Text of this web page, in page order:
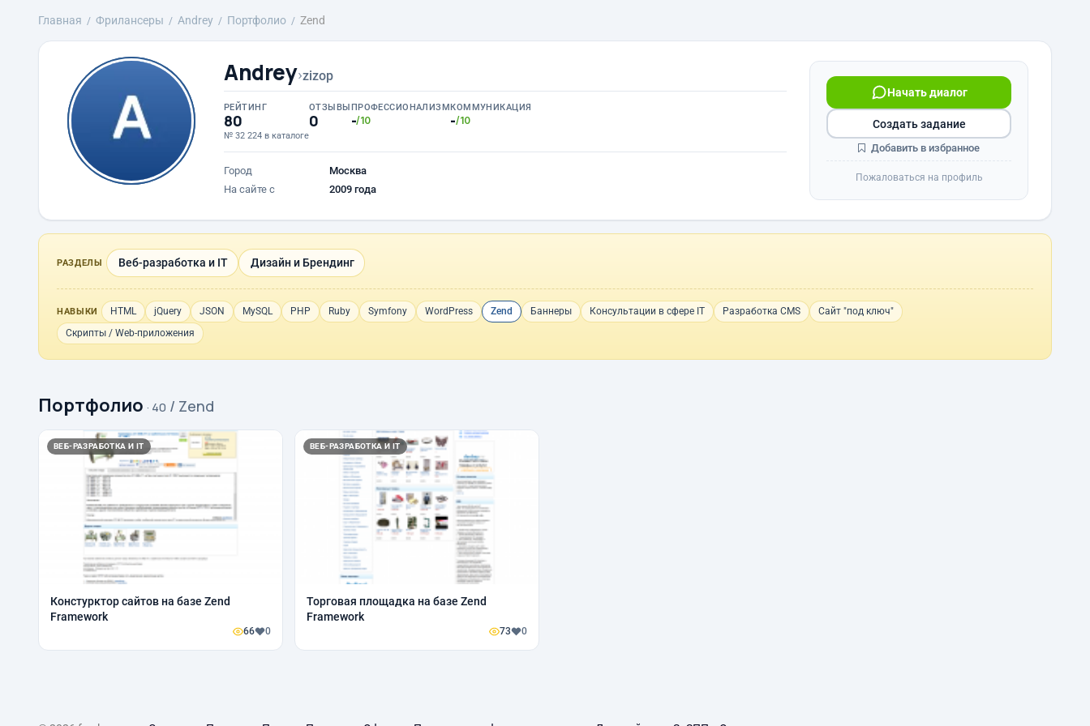
Главная Фрилансеры Andrey Портфолио Zend
Andrey›zizop
РЕЙТИНГ
80
№ 32 224 в каталоге
ОТЗЫВЫ
0
ПРОФЕССИОНАЛИЗМ
-/10
КОММУНИКАЦИЯ
-/10
Город
Москва
На сайте с
2009 года
Начать диалог
Создать задание
Добавить в избранное
Пожаловаться на профиль
РАЗДЕЛЫ Веб-разработка и IT Дизайн и Брендинг
НАВЫКИ HTML jQuery JSON MySQL PHP Ruby Symfony WordPress Zend Баннеры Консультации в сфере IT Разработка CMS
Сайт "под ключ"
Скрипты / Web-приложения
Портфолио · 40 / Zend
ВЕБ-РАЗРАБОТКА И IT
Констурктор сайтов на базе Zend
Framework
66 0
ВЕБ-РАЗРАБОТКА И IT
Торговая площадка на базе Zend
Framework
73 0